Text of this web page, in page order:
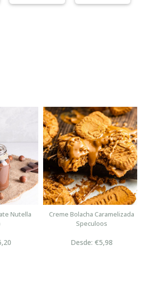
Nutella
Creme Bolacha Caramelizada
Speculoos
Desde: €5,98